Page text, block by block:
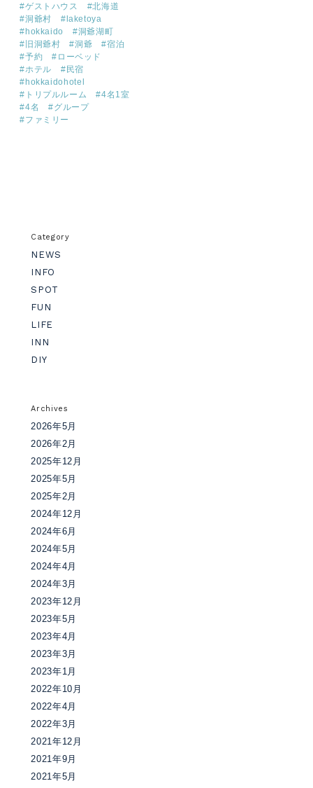
#ゲストハウス #北海道
#洞爺村 # laketoya
# hokkaido #洞爺湖町
# 旧洞爺村 #洞爺 #宿泊
#予約 # ローベッド
#ホテル # 民宿
# hokkaidohotel
# トリプルルーム #4名1室
#4名 #グループ
#ファミリー
Category
NEWS
INFO
SPOT
FUN
LIFE
INN
DIY
Archives
2026年5月
2026年2月
2025年12月
2025年5月
2025年2月
2024年12月
2024年6月
2024年5月
2024年4月
2024年3月
2023年12月
2023年5月
2023年4月
2023年3月
2023年1月
2022年10月
2022年4月
2022年3月
2021年12月
2021年9月
2021年5月